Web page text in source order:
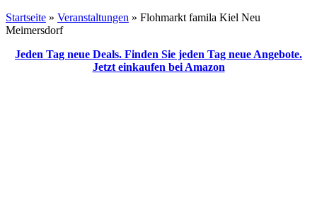
Startseite » Veranstaltungen » Flohmarkt famila Kiel Neu
Meimersdorf
Jeden Tag neue Deals. Finden Sie jeden Tag neue Angebote.
Jetzt einkaufen bei Amazon